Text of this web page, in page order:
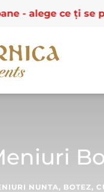
ce ți se
NUNTA, BOTEZ,